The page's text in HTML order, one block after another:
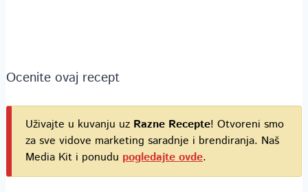
Ocenite ovaj recept
Uživajte u kuvanju uz Razne Recepte! Otvoreni smo
za sve vidove marketing saradnje i brendiranja. Naš
Media Kit i ponudu pogledajte ovde.